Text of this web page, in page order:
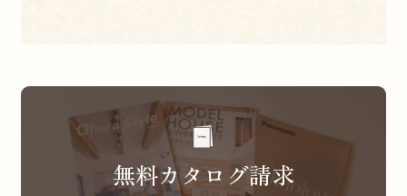
無料カタログ請求